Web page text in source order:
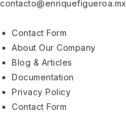
contacto@enriquefigueroa.mx
Contact Form
About Our Company
Blog & Articles
Documentation
Privacy Policy
Contact Form